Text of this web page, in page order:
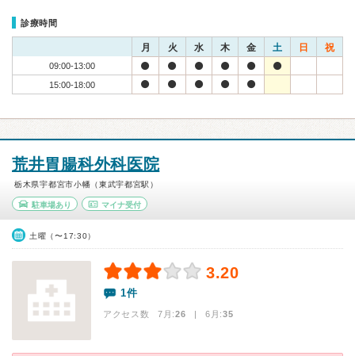
診療時間
月 火 水 木 金 土 日 祝
09:00-13:00
15:00-18:00
荒井胃腸科外科医院
栃木県宇都宮市小幡（東武宇都宮駅）
駐車場あり マイナ受付
土曜（〜17:30）
3.20
1件
アクセス数 7月:26 | 6月:35